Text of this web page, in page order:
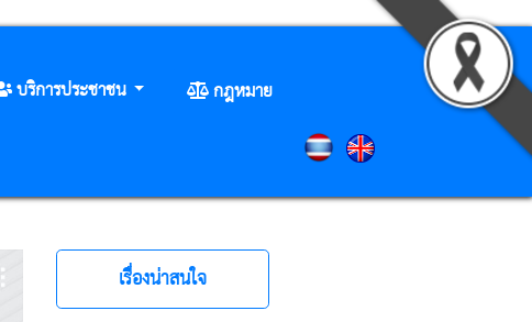
บริการประชาชน
กฎหมาย
เรื่องน่าสนใจ